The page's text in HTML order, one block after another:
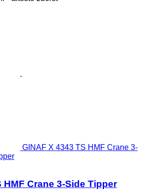
GINAF X 4343 TS HMF Crane 3-
HMF Crane 3-Side Tipper